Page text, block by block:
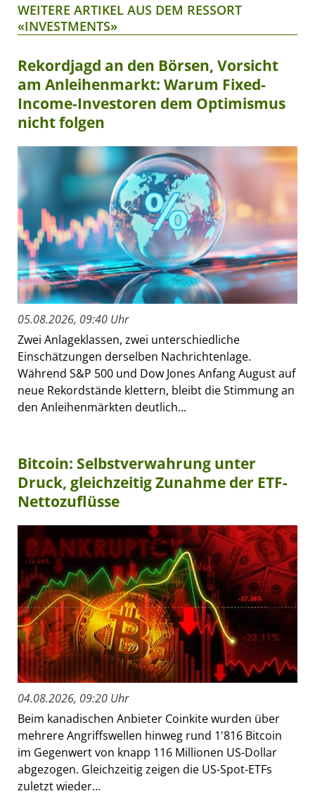
WEITERE ARTIKEL AUS DEM RESSORT
«INVESTMENTS»
Rekordjagd an den Börsen, Vorsicht
am Anleihenmarkt: Warum Fixed-
Income-Investoren dem Optimismus
nicht folgen
05.08.2026, 09:40 Uhr
Zwei Anlageklassen, zwei unterschiedliche
Einschätzungen derselben Nachrichtenlage.
Während S&P 500 und Dow Jones Anfang August auf
neue Rekordstände klettern, bleibt die Stimmung an
den Anleihenmärkten deutlich...
Bitcoin: Selbstverwahrung unter
Druck, gleichzeitig Zunahme der ETF-
Nettozuflüsse
04.08.2026, 09:20 Uhr
Beim kanadischen Anbieter Coinkite wurden über
mehrere Angriffswellen hinweg rund 1'816 Bitcoin
im Gegenwert von knapp 116 Millionen US-Dollar
abgezogen. Gleichzeitig zeigen die US-Spot-ETFs
zuletzt wieder...